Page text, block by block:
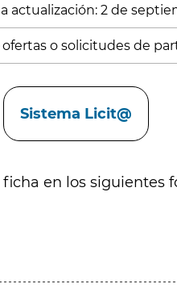
actualización: 2 de
o solicitudes de
Sistema Licit@
en los siguientes